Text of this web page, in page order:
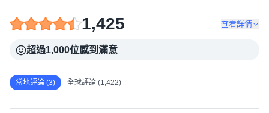
1,425 查看詳情
超過1,000位感到滿意
當地評論 (3) 全球評論 (1,422)